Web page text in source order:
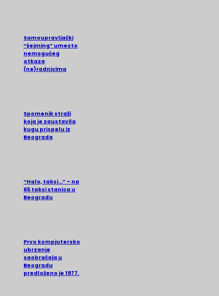
Samoupravljački
“šejming” umesto
nemogućeg
otkaza
(ne)radnicima
Spomenik straži
koja je zaustavila
kugu prispelu iz
Beograda
“Halo, taksi…” – na
65 taksi stanica u
Beogradu
Prvo kompjutersko
ubrzanje
saobraćaja u
Beogradu
predloženo je 1977.